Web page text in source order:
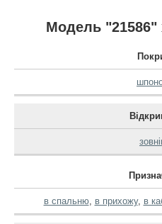
Модель "21586"
в спальню, в прихожу, в